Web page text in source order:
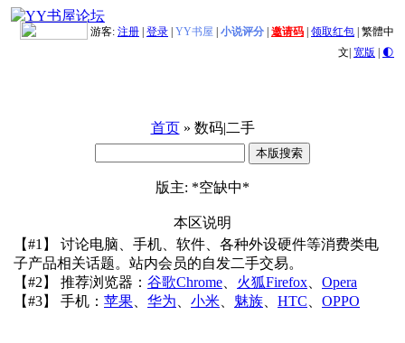
游客: 注册 登录 YY书屋 小说评分 邀请码 领取红包 繁體中
文| 宽版 | 🌓
首页» 数码|二手
版主: *空缺中*
本区说明
【#1】 讨论电脑、手机、软件、各种外设硬件等消费类电
子产品相关话题。站内会员的自发二手交易。
【#2】 推荐浏览器： 谷歌Chrome 火狐Firefox
Opera
【#3】 手机： 苹果 华为 小米 魅族 HTC OPPO